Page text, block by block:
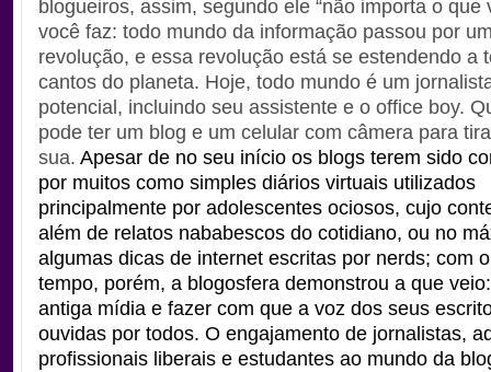
blogueiros, assim, segundo ele “não importa o que
você faz: todo mundo da informação passou por
revolução, e essa revolução está se estendendo a
cantos do planeta. Hoje, todo mundo é um
potencial, incluindo seu assistente e o office boy.
pode ter um blog e um celular com câmera para
sua. Apesar de no seu início os blogs terem sido
por muitos como simples diários virtuais utilizados
principalmente por adolescentes ociosos, cujo
além de relatos nababescos do cotidiano, ou no
algumas dicas de internet escritas por nerds; com
tempo, porém, a blogosfera demonstrou a que
antiga mídia e fazer com que a voz dos seus
ouvidas por todos. O engajamento de jornalistas,
profissionais liberais e estudantes ao mundo da